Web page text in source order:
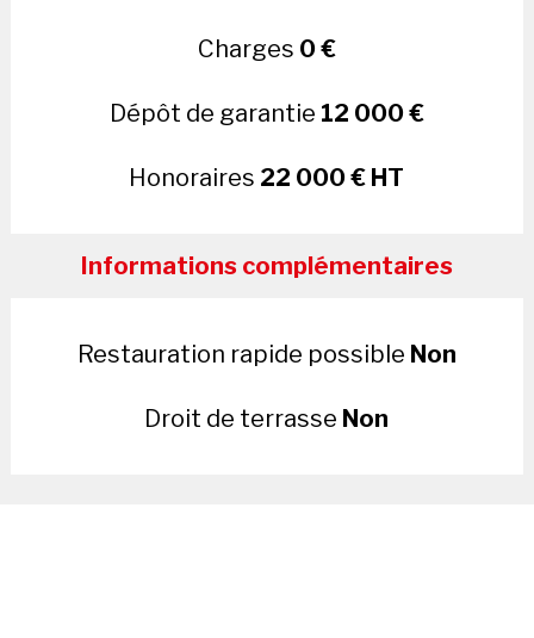
Charges 0 €
Dépôt de garantie 12 000 €
Honoraires 22 000 € HT
Informations complémentaires
Restauration rapide possible Non
Droit de terrasse Non